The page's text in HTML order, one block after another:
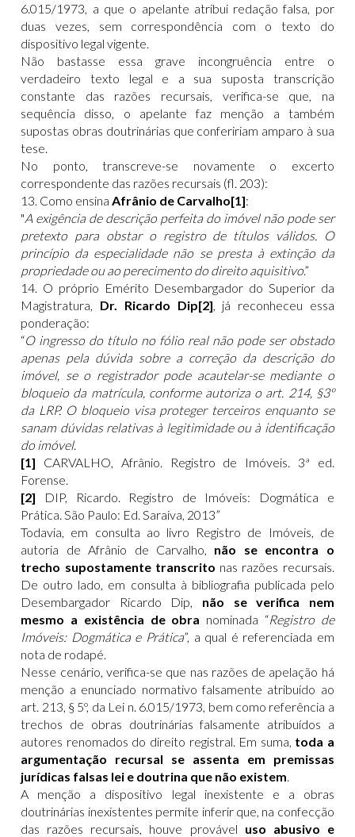
6.015/1973, a que o apelante atribui redação falsa, por
duas vezes, sem correspondência com o texto do
dispositivo legal vigente.
Não bastasse essa grave incongruência entre o
verdadeiro texto legal e a sua suposta transcrição
constante das razões recursais, verifica-se que, na
sequência disso, o apelante faz menção a também
supostas obras doutrinárias que confeririam amparo à sua
tese.
No ponto, transcreve-se novamente o excerto
correspondente das razões recursais (fl. 203):
13. Como ensinaAfrânio de Carvalho[1]:
"A exigência de descrição perfeita do imóvel não pode ser
pretexto para obstar o registro de títulos válidos. O
princípio da especialidade não se presta à extinção da
propriedade ou ao perecimento do direito aquisitivo.”
14. O próprio Emérito Desembargador do Superior da
Magistratura, Dr. Ricardo Dip[2], já reconheceu essa
ponderação:
“O ingresso do título no fólio real não pode ser obstado
apenas pela dúvida sobre a correção da descrição do
imóvel, se o registrador pode acautelar-se mediante o
bloqueio da matrícula, conforme autoriza o art. 214, §3º
da LRP. O bloqueio visa proteger terceiros enquanto se
sanam dúvidas relativas à legitimidade ou à identificação
do imóvel.
[1] CARVALHO, Afrânio. Registro de Imóveis. 3ª ed.
Forense.
[2] DIP, Ricardo. Registro de Imóveis: Dogmática e
Prática. São Paulo: Ed. Saraiva, 2013”
Todavia, em consulta ao livro Registro de Imóveis, de
autoria de Afrânio de Carvalho, não se encontra o
trecho supostamente transcrito nas razões recursais.
De outro lado, em consulta à bibliografia publicada pelo
Desembargador Ricardo Dip, não se verifica nem
mesmo a existência de obra nominada “Registro de
Imóveis: Dogmática e Prática”, a qual é referenciada em
nota de rodapé.
Nesse cenário, verifica-se que nas razões de apelação há
menção a enunciado normativo falsamente atribuído ao
art. 213, § 5º, da Lei n. 6.015/1973, bem como referência a
trechos de obras doutrinárias falsamente atribuídos a
autores renomados do direito registral. Em suma, toda a
argumentação recursal se assenta em premissas
jurídicas falsas lei e doutrina que não existem.
A menção a dispositivo legal inexistente e a obras
doutrinárias inexistentes permite inferir que, na confecção
das razões recursais, houve provável uso abusivo e